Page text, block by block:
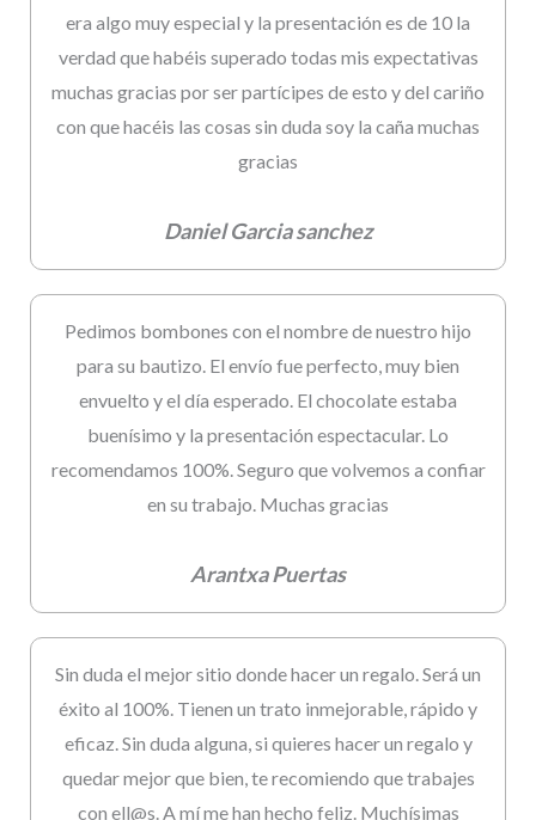
era algo muy especial y la presentación es de 10 la
verdad que habéis superado todas mis expectativas
muchas gracias por ser partícipes de esto y del cariño
con que hacéis las cosas sin duda soy la caña muchas
gracias
Daniel Garcia sanchez
Pedimos bombones con el nombre de nuestro hijo
para su bautizo. El envío fue perfecto, muy bien
envuelto y el día esperado. El chocolate estaba
buenísimo y la presentación espectacular. Lo
recomendamos 100%. Seguro que volvemos a confiar
en su trabajo. Muchas gracias
Arantxa Puertas
Sin duda el mejor sitio donde hacer un regalo. Será un
éxito al 100%. Tienen un trato inmejorable, rápido y
eficaz. Sin duda alguna, si quieres hacer un regalo y
quedar mejor que bien, te recomiendo que trabajes
con ell@s. A mí me han hecho feliz. Muchísimas